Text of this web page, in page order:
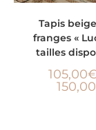
Tapis
franges «
tailles
105,00
150,00